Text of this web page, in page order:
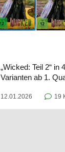
„Wicked: Teil 2“ in
Varianten ab 1.
12.01.2026 19